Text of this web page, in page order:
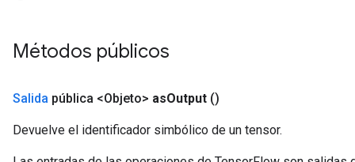
Métodos públicos
Salida pública <Objeto> asOutput ()
Devuelve el identificador simbólico de un tensor.